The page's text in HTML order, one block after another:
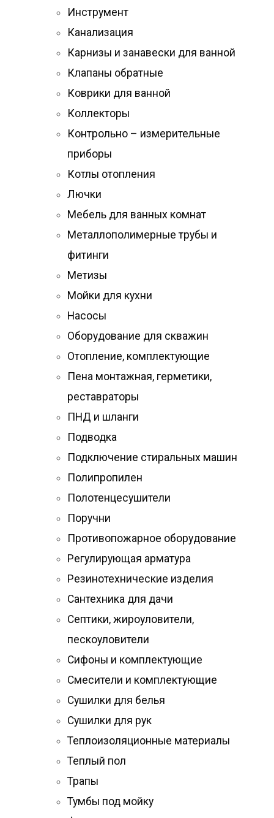
Инструмент
Канализация
Карнизы и занавески для ванной
Клапаны обратные
Коврики для ванной
Коллекторы
Контрольно – измерительные
приборы
Котлы отопления
Лючки
Мебель для ванных комнат
Металлополимерные трубы и
фитинги
Метизы
Мойки для кухни
Насосы
Оборудование для скважин
Отопление, комплектующие
Пена монтажная, герметики,
реставраторы
ПНД и шланги
Подводка
Подключение стиральных машин
Полипропилен
Полотенцесушители
Поручни
Противопожарное оборудование
Регулирующая арматура
Резинотехнические изделия
Сантехника для дачи
Септики, жироуловители,
пескоуловители
Сифоны и комплектующие
Смесители и комплектующие
Сушилки для белья
Сушилки для рук
Теплоизоляционные материалы
Теплый пол
Трапы
Тумбы под мойку